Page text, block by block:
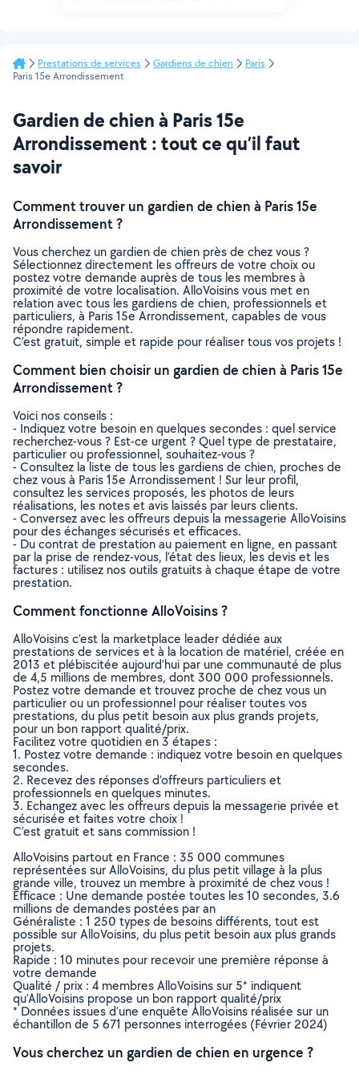
Prestations de services Gardiens de chien
Paris
Paris 15e Arrondissement
Gardien de chien à Paris 15e
Arrondissement : tout ce qu’il faut
savoir
Comment trouver un gardien de chien à Paris 15e
Arrondissement ?
Vous cherchez un gardien de chien près de chez vous ?
Sélectionnez directement les offreurs de votre choix ou
postez votre demande auprès de tous les membres à
proximité de votre localisation. AlloVoisins vous met en
relation avec tous les gardiens de chien, professionnels et
particuliers, à Paris 15e Arrondissement, capables de vous
répondre rapidement.
C’est gratuit, simple et rapide pour réaliser tous vos projets !
Comment bien choisir un gardien de chien à Paris 15e
Arrondissement ?
Voici nos conseils :
- Indiquez votre besoin en quelques secondes : quel service
recherchez-vous ? Est-ce urgent ? Quel type de prestataire,
particulier ou professionnel, souhaitez-vous ?
- Consultez la liste de tous les gardiens de chien, proches de
chez vous à Paris 15e Arrondissement ! Sur leur profil,
consultez les services proposés, les photos de leurs
réalisations, les notes et avis laissés par leurs clients.
- Conversez avec les offreurs depuis la messagerie AlloVoisins
pour des échanges sécurisés et efficaces.
- Du contrat de prestation au paiement en ligne, en passant
par la prise de rendez-vous, l’état des lieux, les devis et les
factures : utilisez nos outils gratuits à chaque étape de votre
prestation.
Comment fonctionne AlloVoisins ?
AlloVoisins c’est la marketplace leader dédiée aux
prestations de services et à la location de matériel, créée en
2013 et plébiscitée aujourd’hui par une communauté de plus
de 4,5 millions de membres, dont 300 000 professionnels.
Postez votre demande et trouvez proche de chez vous un
particulier ou un professionnel pour réaliser toutes vos
prestations, du plus petit besoin aux plus grands projets,
pour un bon rapport qualité/prix.
Facilitez votre quotidien en 3 étapes :
1. Postez votre demande : indiquez votre besoin en quelques
secondes.
2. Recevez des réponses d’offreurs particuliers et
professionnels en quelques minutes.
3. Echangez avec les offreurs depuis la messagerie privée et
sécurisée et faites votre choix !
C’est gratuit et sans commission !
AlloVoisins partout en France : 35 000 communes
représentées sur AlloVoisins, du plus petit village à la plus
grande ville, trouvez un membre à proximité de chez vous !
Efficace : Une demande postée toutes les 10 secondes, 3.6
millions de demandes postées par an
Généraliste : 1 250 types de besoins différents, tout est
possible sur AlloVoisins, du plus petit besoin aux plus grands
projets.
Rapide : 10 minutes pour recevoir une première réponse à
votre demande
Qualité / prix : 4 membres AlloVoisins sur 5* indiquent
qu’AlloVoisins propose un bon rapport qualité/prix
* Données issues d’une enquête AlloVoisins réalisée sur un
échantillon de 5 671 personnes interrogées (Février 2024)
Vous cherchez un gardien de chien en urgence ?